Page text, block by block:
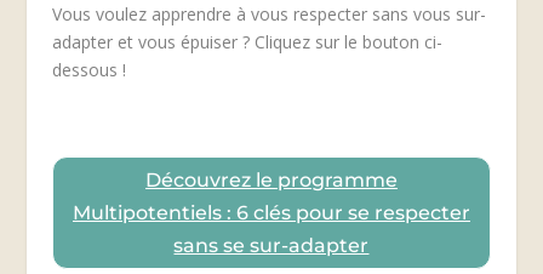
Vous voulez apprendre à vous respecter sans vous sur-
adapter et vous épuiser ? Cliquez sur le bouton ci-
dessous !
Découvrez le programme
Multipotentiels : 6 clés pour se respecter
sans se sur-adapter